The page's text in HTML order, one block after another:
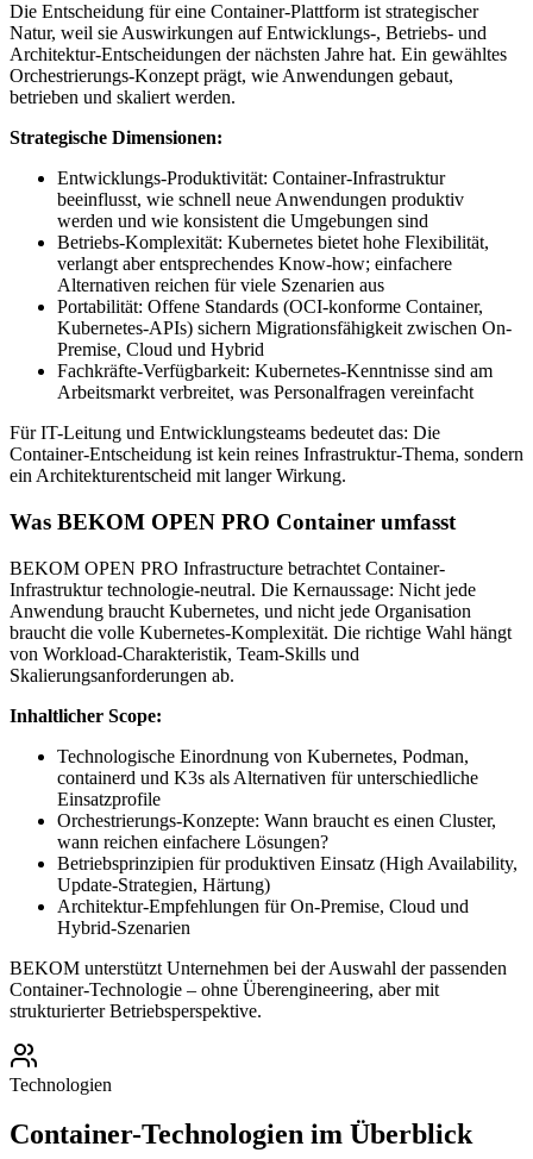
Die Entscheidung für eine Container-Plattform ist strategischer
Natur, weil sie Auswirkungen auf Entwicklungs-, Betriebs- und
Architektur-Entscheidungen der nächsten Jahre hat. Ein gewähltes
Orchestrierungs-Konzept prägt, wie Anwendungen gebaut,
betrieben und skaliert werden.
Strategische Dimensionen:
Entwicklungs-Produktivität: Container-Infrastruktur
beeinflusst, wie schnell neue Anwendungen produktiv
werden und wie konsistent die Umgebungen sind
Betriebs-Komplexität: Kubernetes bietet hohe Flexibilität,
verlangt aber entsprechendes Know-how; einfachere
Alternativen reichen für viele Szenarien aus
Portabilität: Offene Standards (OCI-konforme Container,
Kubernetes-APIs) sichern Migrationsfähigkeit zwischen On-
Premise, Cloud und Hybrid
Fachkräfte-Verfügbarkeit: Kubernetes-Kenntnisse sind am
Arbeitsmarkt verbreitet, was Personalfragen vereinfacht
Für IT-Leitung und Entwicklungsteams bedeutet das: Die
Container-Entscheidung ist kein reines Infrastruktur-Thema, sondern
ein Architekturentscheid mit langer Wirkung.
Was BEKOM OPEN PRO Container umfasst
BEKOM OPEN PRO Infrastructure betrachtet Container-
Infrastruktur technologie-neutral. Die Kernaussage: Nicht jede
Anwendung braucht Kubernetes, und nicht jede Organisation
braucht die volle Kubernetes-Komplexität. Die richtige Wahl hängt
von Workload-Charakteristik, Team-Skills und
Skalierungsanforderungen ab.
Inhaltlicher Scope:
Technologische Einordnung von Kubernetes, Podman,
containerd und K3s als Alternativen für unterschiedliche
Einsatzprofile
Orchestrierungs-Konzepte: Wann braucht es einen Cluster,
wann reichen einfachere Lösungen?
Betriebsprinzipien für produktiven Einsatz (High Availability,
Update-Strategien, Härtung)
Architektur-Empfehlungen für On-Premise, Cloud und
Hybrid-Szenarien
BEKOM unterstützt Unternehmen bei der Auswahl der passenden
Container-Technologie – ohne Überengineering, aber mit
strukturierter Betriebsperspektive.
Technologien
Container-Technologien im Überblick